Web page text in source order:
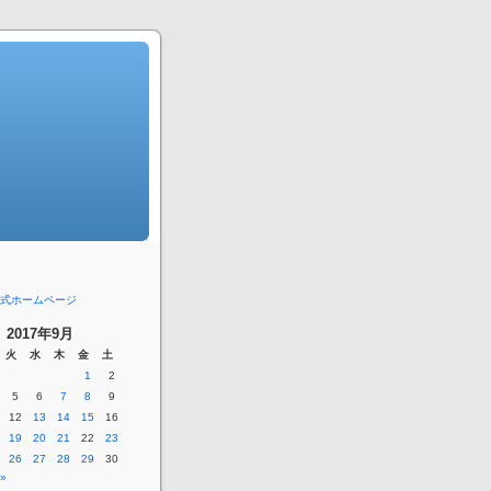
ホームページ
2017年9月
火 水 木 金
土
1
2
5 6 7 8
9
12 13 14 15
16
19 20 21 22
23
26 27 28 29
30